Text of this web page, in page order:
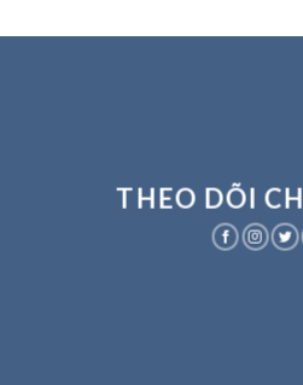
THEO DÕI